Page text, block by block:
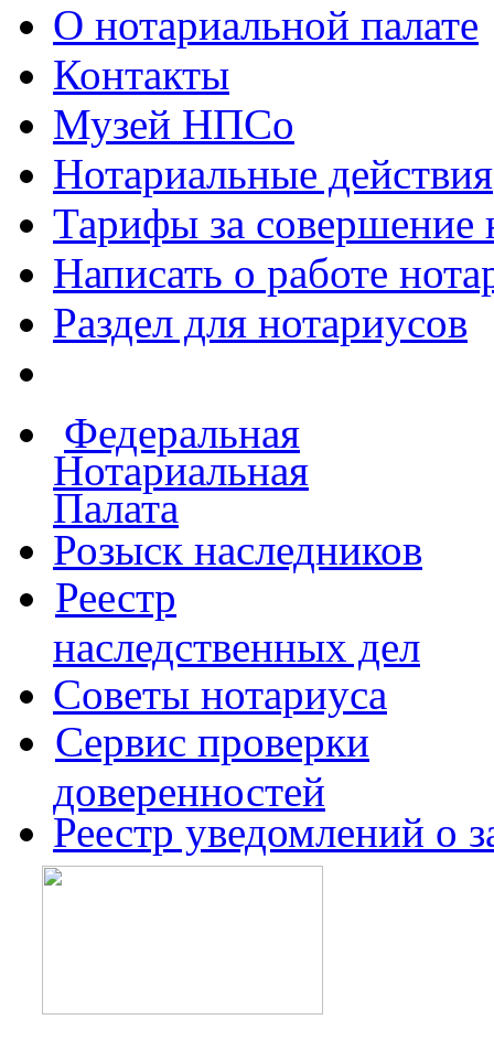
О нотариальной палате
Контакты
Музей НПСо
Нотариальные действия
Тарифы за совершение
Написать о работе
Раздел для нотариусов
Федеральная
Нотариальная
Палата
Розыск наследников
Реестр
наследственных дел
Советы нотариуса
Сервис проверки
доверенностей
Реестр уведомлений о